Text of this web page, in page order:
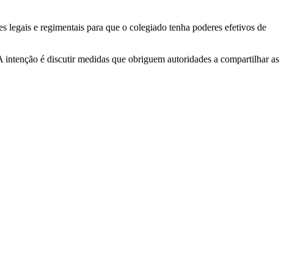
e regimentais para que o colegiado tenha poderes efetivos de
é discutir medidas que obriguem autoridades a compartilhar as